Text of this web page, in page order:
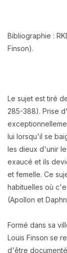
Bibliographie :
Finson).
Le sujet est tiré
285-388). Prise
lui lorsqu'il se
les dieux d'unir
exaucé et ils
et femelle. Ce
habituelles où
(Apollon et
Formé dans sa
Louis Finson se
d'être